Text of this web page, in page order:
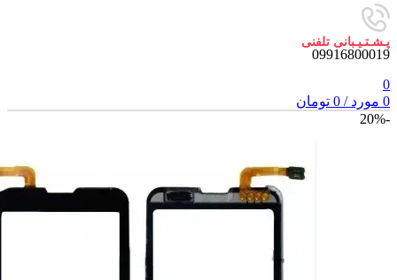
پـشـتـیـبانی تلفنی
09916800019
0
0 مورد /
0 تومان
-20%